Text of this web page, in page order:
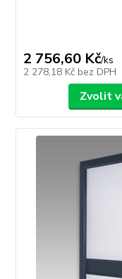
2 756,60 Kč/ks
2 278,18 Kč bez DPH
Zvolit